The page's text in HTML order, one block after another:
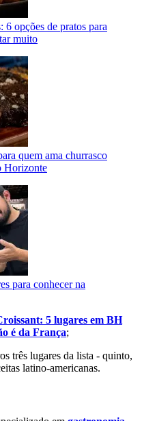
opções de pratos para
muito
quem ama churrasco
Horizonte
para conhecer na
5 lugares em BH
é da França;
três lugares da lista - quinto,
latino-americanas.